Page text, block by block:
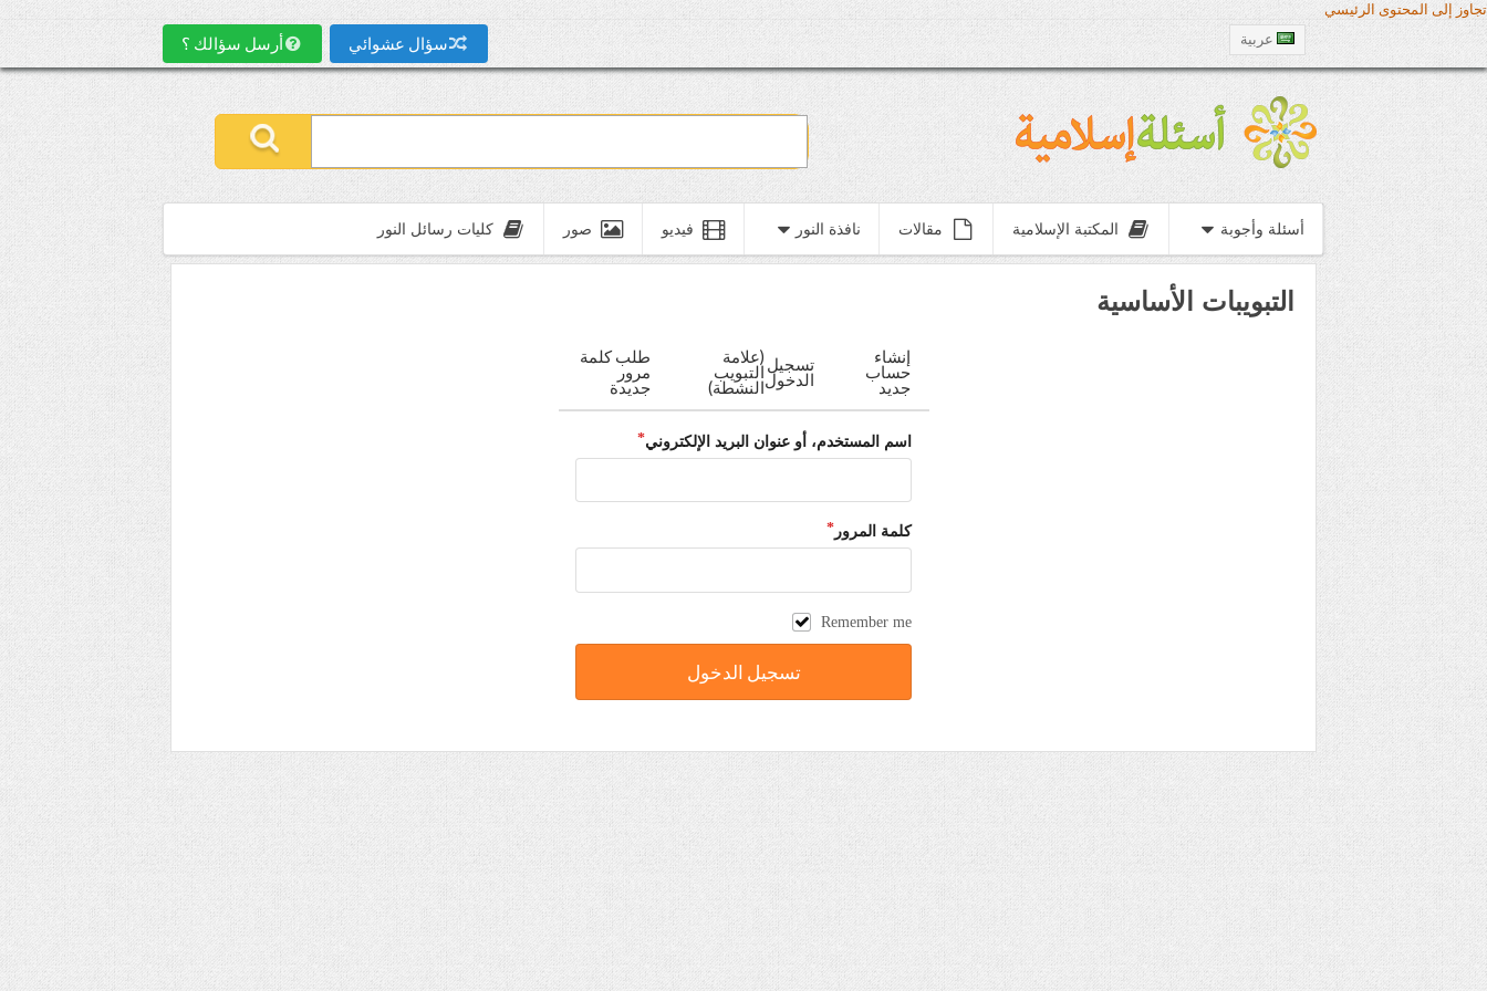
تجاوز إلى المحتوى الرئيسي
عربية
سؤال عشوائي أرسل سؤالك ؟
أسئلة وأجوبة المكتبة الإسلامية مقالات نافذة النور فيديو صور كليات رسائل النور
التبويبات الأساسية
إنشاء
حساب
جديد
تسجيل
الدخول
(علامة
التبويب
النشطة)
طلب كلمة
مرور
جديدة
اسم المستخدم، أو عنوان البريد الإلكتروني
كلمة المرور
Remember me